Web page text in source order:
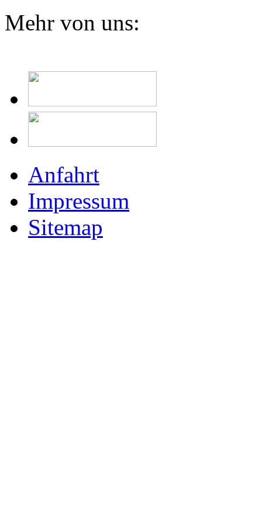
Mehr von uns:
Anfahrt
Impressum
Sitemap